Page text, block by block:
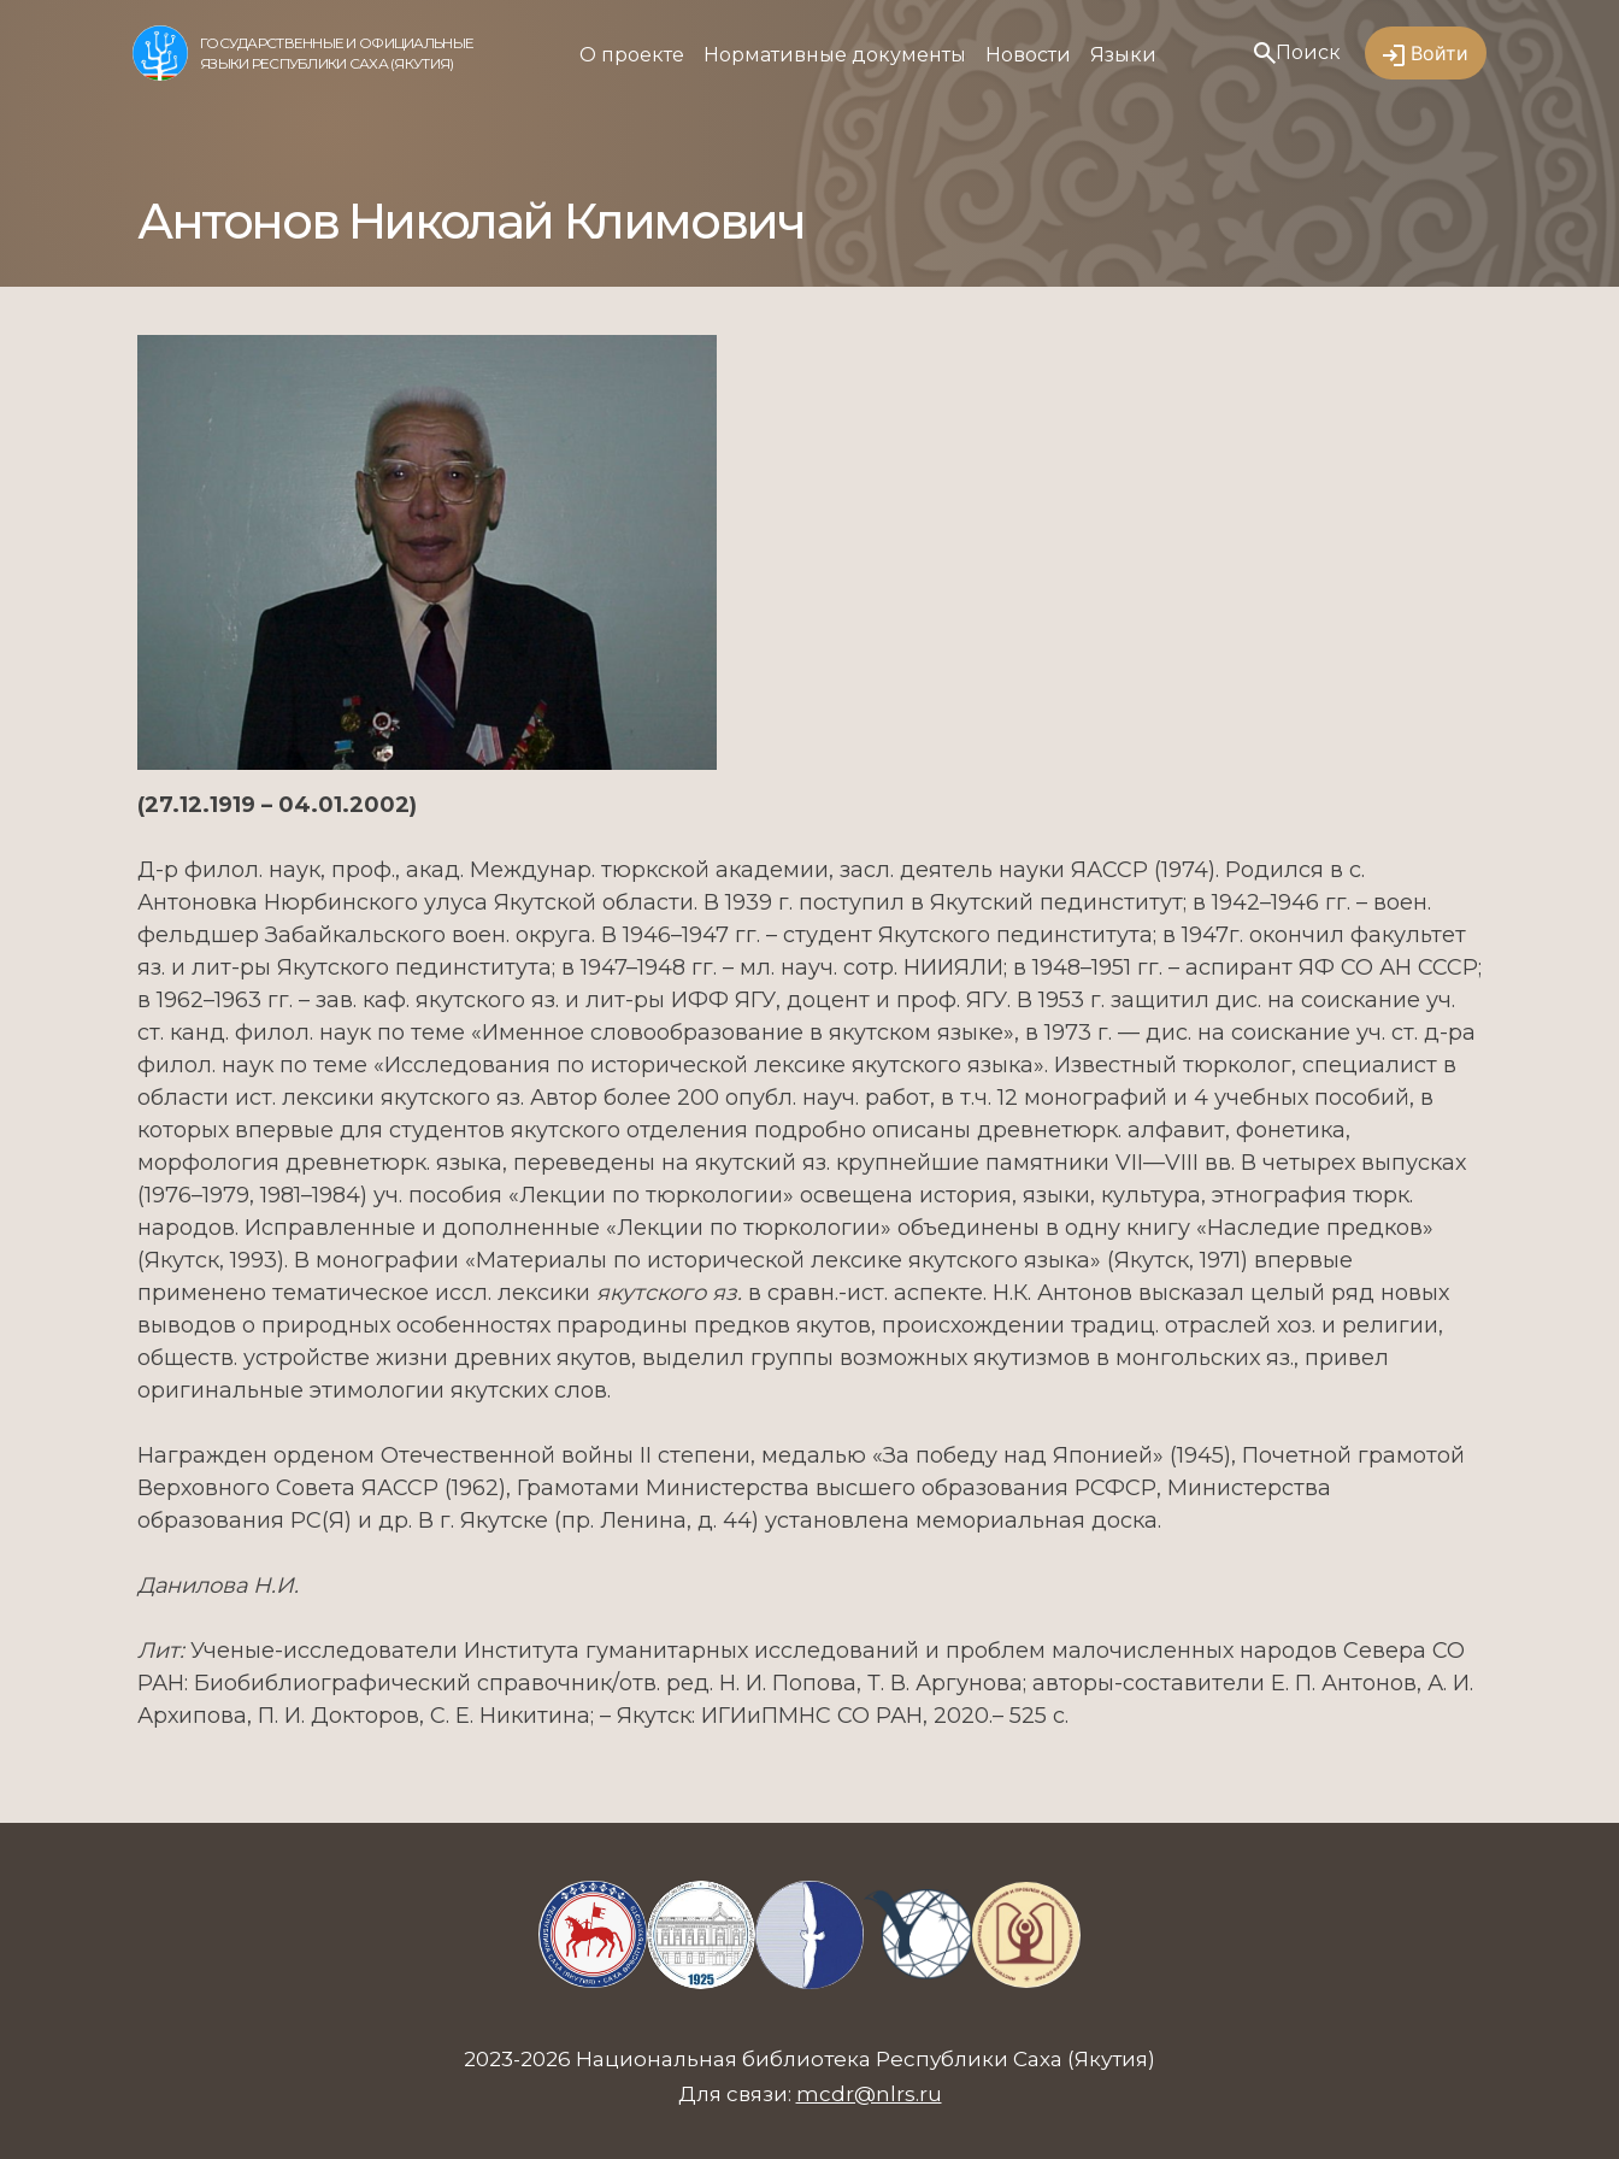
ГОСУДАРСТВЕННЫЕ И ОФИЦИАЛЬНЫЕ
ЯЗЫКИ РЕСПУБЛИКИ САХА (ЯКУТИЯ)
О проекте Нормативные документы Новости Языки Поиск Войти
Антонов Николай Климович
(27.12.1919 – 04.01.2002)
Д-р филол. наук, проф., акад. Междунар. тюркской академии, засл. деятель науки ЯАССР (1974). Родился в с.
Антоновка Нюрбинского улуса Якутской области. В 1939 г. поступил в Якутский пединститут; в 1942–1946 гг. – воен.
фельдшер Забайкальского воен. округа. В 1946–1947 гг. – студент Якутского пединститута; в 1947г. окончил факультет
яз. и лит-ры Якутского пединститута; в 1947–1948 гг. – мл. науч. сотр. НИИЯЛИ; в 1948–1951 гг. – аспирант ЯФ СО АН СССР;
в 1962–1963 гг. – зав. каф. якутского яз. и лит-ры ИФФ ЯГУ, доцент и проф. ЯГУ. В 1953 г. защитил дис. на соискание уч.
ст. канд. филол. наук по теме «Именное словообразование в якутском языке», в 1973 г. — дис. на соискание уч. ст. д-ра
филол. наук по теме «Исследования по исторической лексике якутского языка». Известный тюрколог, специалист в
области ист. лексики якутского яз. Автор более 200 опубл. науч. работ, в т.ч. 12 монографий и 4 учебных пособий, в
которых впервые для студентов якутского отделения подробно описаны древнетюрк. алфавит, фонетика,
морфология древнетюрк. языка, переведены на якутский яз. крупнейшие памятники VII—VIII вв. В четырех выпусках
(1976–1979, 1981–1984) уч. пособия «Лекции по тюркологии» освещена история, языки, культура, этнография тюрк.
народов. Исправленные и дополненные «Лекции по тюркологии» объединены в одну книгу «Наследие предков»
(Якутск, 1993). В монографии «Материалы по исторической лексике якутского языка» (Якутск, 1971) впервые
применено тематическое иссл. лексики якутского яз. в сравн.-ист. аспекте. Н.К. Антонов высказал целый ряд новых
выводов о природных особенностях прародины предков якутов, происхождении традиц. отраслей хоз. и религии,
обществ. устройстве жизни древних якутов, выделил группы возможных якутизмов в монгольских яз., привел
оригинальные этимологии якутских слов.
Награжден орденом Отечественной войны II степени, медалью «За победу над Японией» (1945), Почетной грамотой
Верховного Совета ЯАССР (1962), Грамотами Министерства высшего образования РСФСР, Министерства
образования РС(Я) и др. В г. Якутске (пр. Ленина, д. 44) установлена мемориальная доска.
Данилова Н.И.
Лит:Ученые-исследователи Института гуманитарных исследований и проблем малочисленных народов Севера СО
РАН: Биобиблиографический справочник/отв. ред. Н. И. Попова, Т. В. Аргунова; авторы-составители Е. П. Антонов, А. И.
Архипова, П. И. Докторов, С. Е. Никитина; – Якутск: ИГИиПМНС СО РАН, 2020.– 525 с.
2023-2026 Национальная библиотека Республики Саха (Якутия)
Для связи: mcdr@nlrs.ru